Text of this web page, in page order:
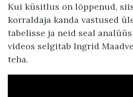
Kui küsitlus on lõppenud,
korraldaja kanda vastused
tabelisse ja neid seal
videos selgitab Ingrid
teha.